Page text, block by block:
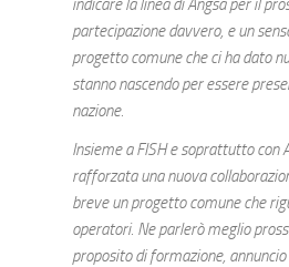
indicare la linea di Angsa per il
partecipazione davvero, e un
progetto comune che ci ha dato
stanno nascendo per essere
nazione.
Insieme a FISH e soprattutto con
rafforzata una nuova
breve un progetto comune che
operatori. Ne parlerò meglio
proposito di formazione,